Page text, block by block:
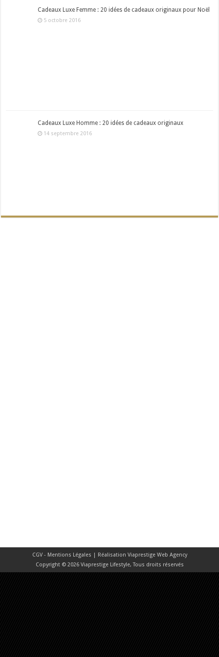
Cadeaux Luxe Femme : 20 idées de cadeaux originaux pour Noël
5 octobre 2016
Cadeaux Luxe Homme : 20 idées de cadeaux originaux
14 septembre 2016
CGV - Mentions Légales | Réalisation Viaprestige Web Agency
Copyright © 2026 Viaprestige Lifestyle, Tous droits réservés